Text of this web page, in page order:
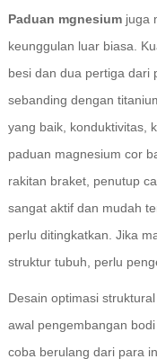
Paduan mgnesiumjuga
keunggulan luar biasa.
besi dan dua pertiga dari
sebanding dengan
yang baik, konduktivitas,
paduan magnesium cor
rakitan braket, penutup
sangat aktif dan mudah
perlu ditingkatkan. Jika
struktur tubuh, perlu
Desain optimasi
awal pengembangan
coba berulang dari para